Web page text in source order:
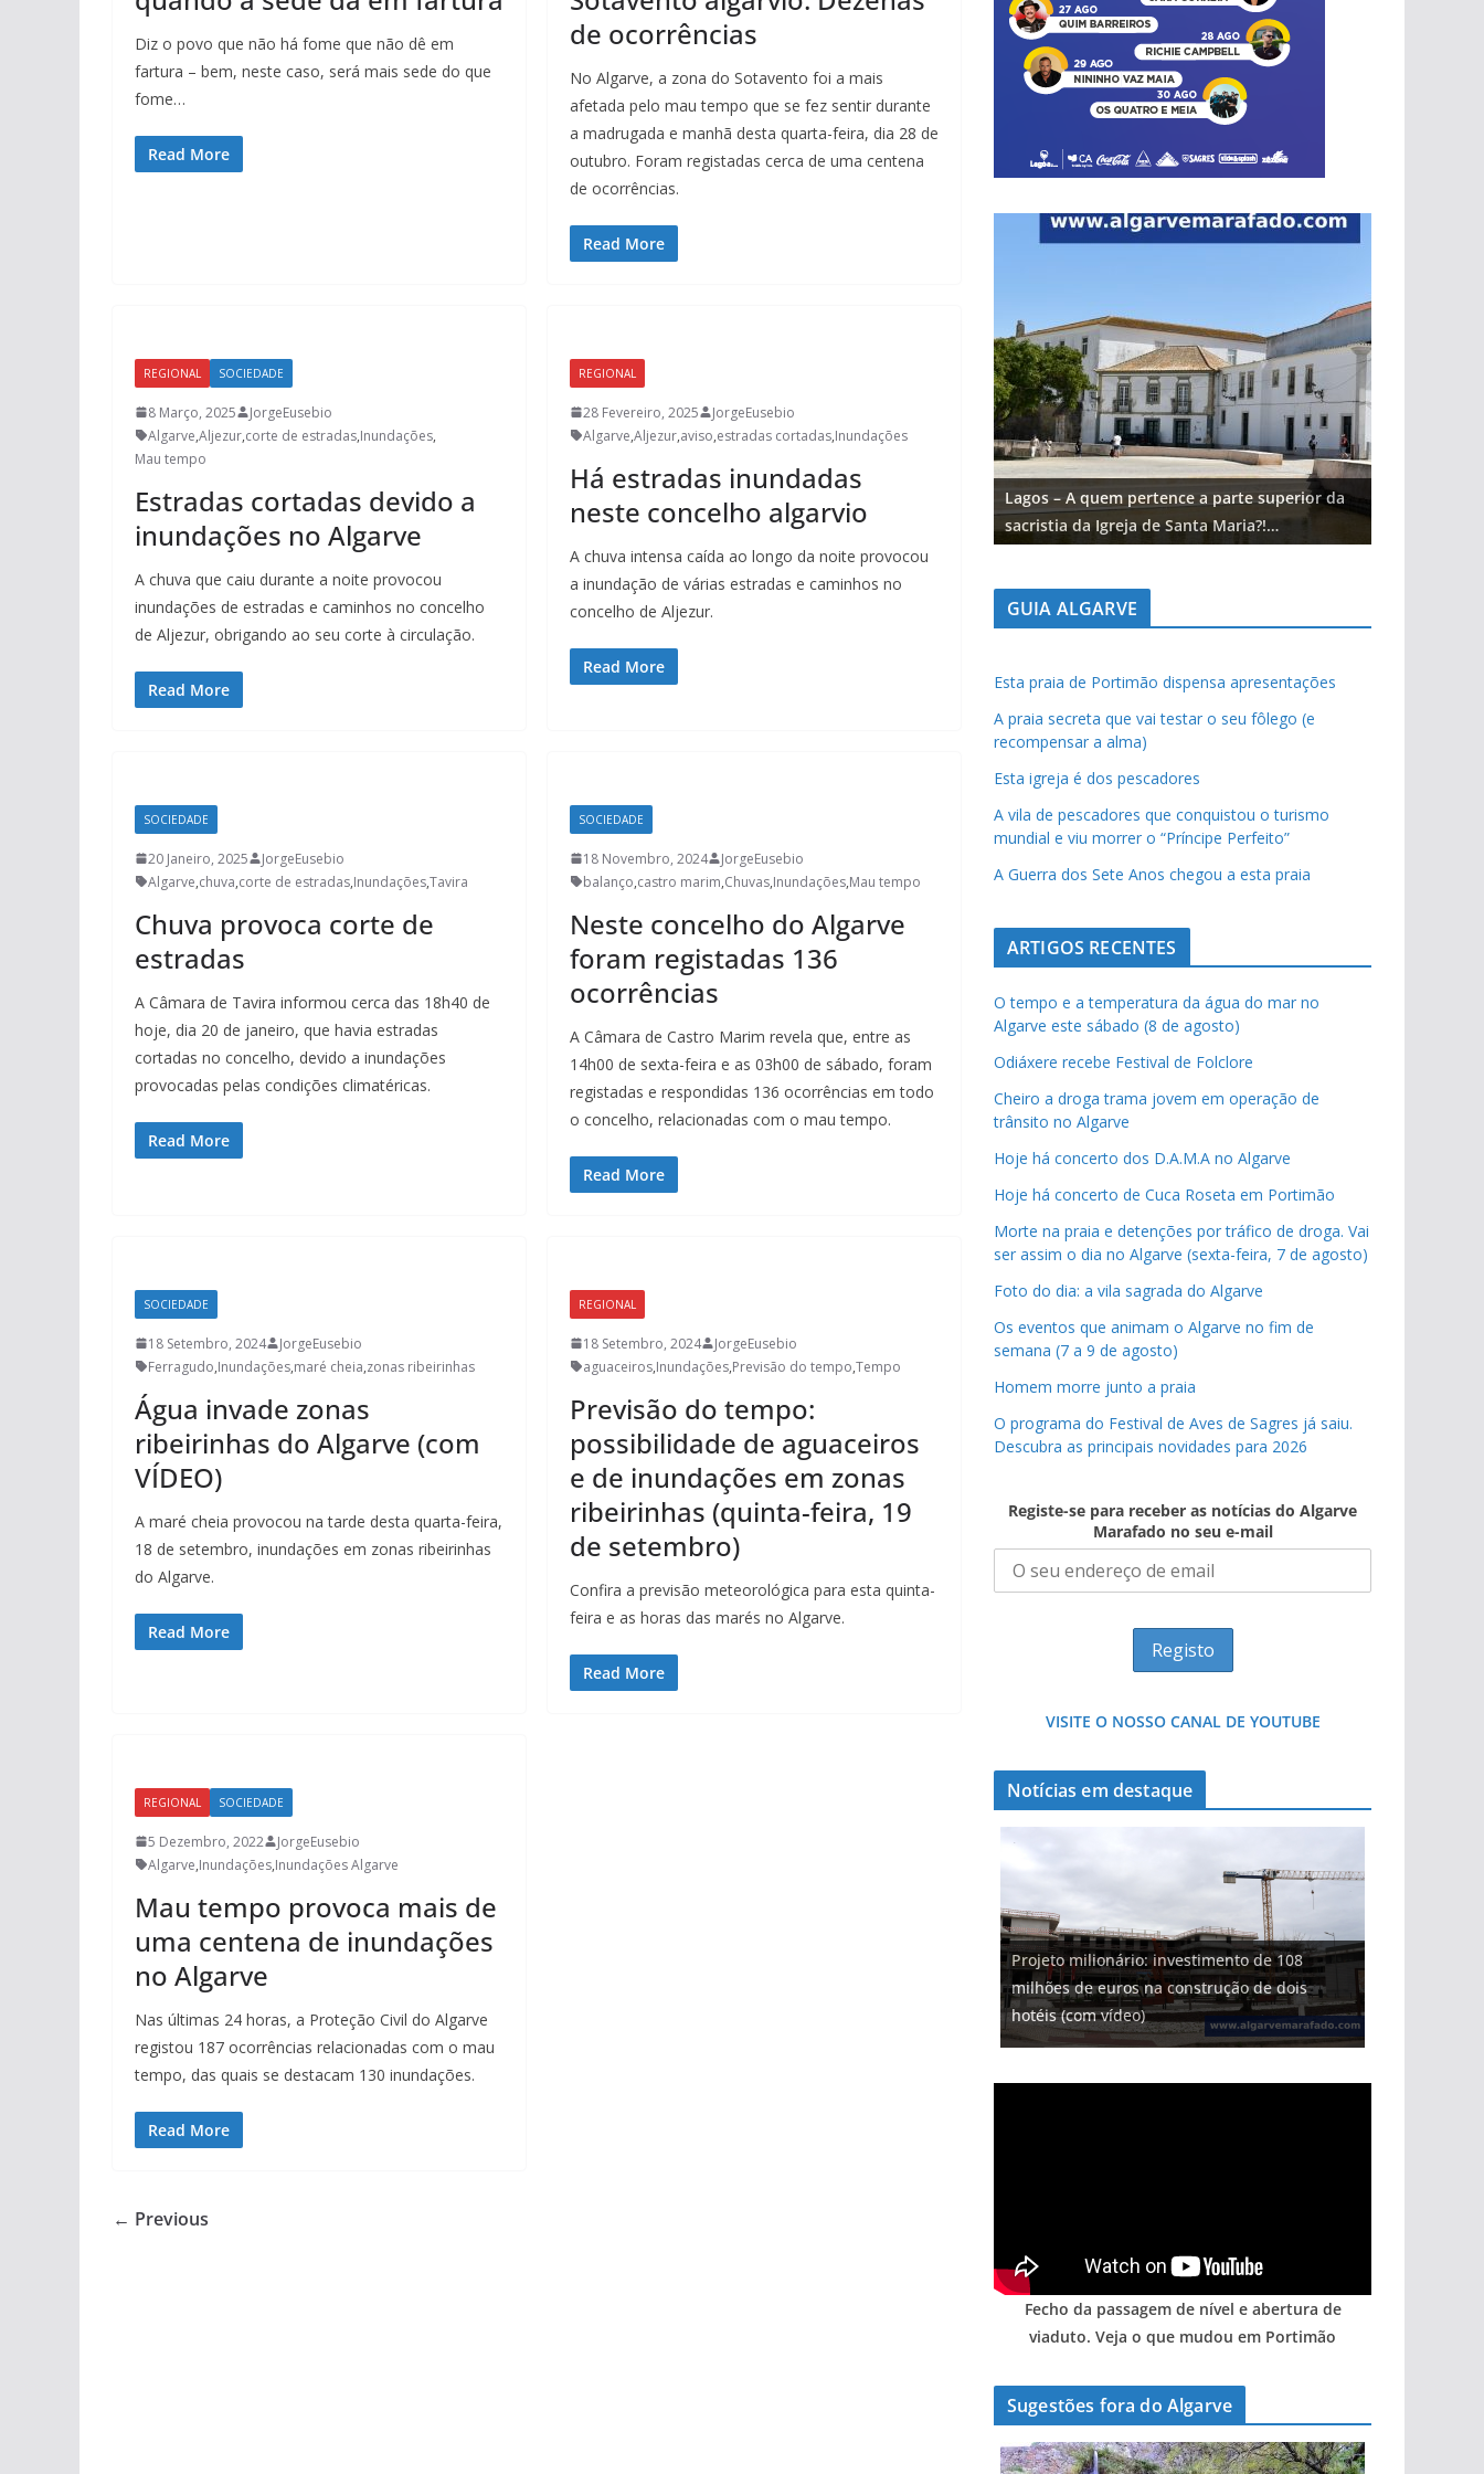
Diz o povo que não há fome que não dê em
fartura – bem, neste caso, será mais sede do que
fome…
Read More
de ocorrências
No Algarve, a zona do Sotavento foi a mais
afetada pelo mau tempo que se fez sentir durante
a madrugada e manhã desta quarta-feira, dia 28 de
outubro. Foram registadas cerca de uma centena
de ocorrências.
Read More
REGIONAL SOCIEDADE
8 Março, 2025
JorgeEusebio
Algarve,Aljezur,corte de estradas,Inundações,
Mau tempo
Estradas cortadas devido a
inundações no Algarve
A chuva que caiu durante a noite provocou
inundações de estradas e caminhos no concelho
de Aljezur, obrigando ao seu corte à circulação.
Read More
REGIONAL
28 Fevereiro, 2025
JorgeEusebio
Algarve,Aljezur,aviso,estradas cortadas,Inundações
Há estradas inundadas
neste concelho algarvio
A chuva intensa caída ao longo da noite provocou
a inundação de várias estradas e caminhos no
concelho de Aljezur.
Read More
SOCIEDADE
20 Janeiro, 2025
JorgeEusebio
Algarve,chuva,corte de estradas,Inundações,Tavira
Chuva provoca corte de
estradas
A Câmara de Tavira informou cerca das 18h40 de
hoje, dia 20 de janeiro, que havia estradas
cortadas no concelho, devido a inundações
provocadas pelas condições climatéricas.
Read More
SOCIEDADE
18 Novembro, 2024
JorgeEusebio
balanço,castro marim,Chuvas,Inundações,Mau tempo
Neste concelho do Algarve
foram registadas 136
ocorrências
A Câmara de Castro Marim revela que, entre as
14h00 de sexta-feira e as 03h00 de sábado, foram
registadas e respondidas 136 ocorrências em todo
o concelho, relacionadas com o mau tempo.
Read More
SOCIEDADE
18 Setembro, 2024
JorgeEusebio
Ferragudo,Inundações,maré cheia,zonas ribeirinhas
Água invade zonas
ribeirinhas do Algarve (com
VÍDEO)
A maré cheia provocou na tarde desta quarta-feira,
18 de setembro, inundações em zonas ribeirinhas
do Algarve.
Read More
REGIONAL
18 Setembro, 2024
JorgeEusebio
aguaceiros,Inundações,Previsão do tempo,Tempo
Previsão do tempo:
possibilidade de aguaceiros
e de inundações em zonas
ribeirinhas (quinta-feira, 19
de setembro)
Confira a previsão meteorológica para esta quinta-
feira e as horas das marés no Algarve.
Read More
REGIONAL SOCIEDADE
5 Dezembro, 2022
JorgeEusebio
Algarve,Inundações,Inundações Algarve
Mau tempo provoca mais de
uma centena de inundações
no Algarve
Nas últimas 24 horas, a Proteção Civil do Algarve
registou 187 ocorrências relacionadas com o mau
tempo, das quais se destacam 130 inundações.
Read More
← Previous
sacristia da Igreja de Santa Maria?!…
Lagos – A quem pertence a parte superior da
sacristia da Igreja de Santa Maria?!…
GUIA ALGARVE
Esta praia de Portimão dispensa apresentações
A praia secreta que vai testar o seu fôlego (e
recompensar a alma)
Esta igreja é dos pescadores
A vila de pescadores que conquistou o turismo
mundial e viu morrer o “Príncipe Perfeito”
A Guerra dos Sete Anos chegou a esta praia
ARTIGOS RECENTES
O tempo e a temperatura da água do mar no
Algarve este sábado (8 de agosto)
Odiáxere recebe Festival de Folclore
Cheiro a droga trama jovem em operação de
trânsito no Algarve
Hoje há concerto dos D.A.M.A no Algarve
Hoje há concerto de Cuca Roseta em Portimão
Morte na praia e detenções por tráfico de droga. Vai
ser assim o dia no Algarve (sexta-feira, 7 de agosto)
Foto do dia: a vila sagrada do Algarve
Os eventos que animam o Algarve no fim de
semana (7 a 9 de agosto)
Homem morre junto a praia
O programa do Festival de Aves de Sagres já saiu.
Descubra as principais novidades para 2026
Registe-se para receber as notícias do Algarve
Marafado no seu e-mail
VISITE O NOSSO CANAL DE YOUTUBE
Notícias em destaque
Projeto milionário: investimento de 108
milhões de euros na construção de dois
hotéis (com vídeo)
Foto do dia: uma cidade algarvia que cresceu
entre redes e fábricas
Tapas do mar a 3 euros cada. Nova rota
gastronómica nasce no Algarve
Milagre da água. Fontes emblemáticas do
Algarve voltam a ter vida (com vídeo)
Tempestades roubam areia de praias e põem
arribas em risco no Algarve (com vídeo)
Fecho da passagem de nível e abertura de
viaduto. Veja o que mudou em Portimão
Sugestões fora do Algarve